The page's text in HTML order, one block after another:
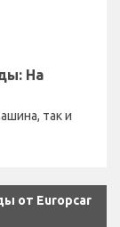
На
так и
от Europcar